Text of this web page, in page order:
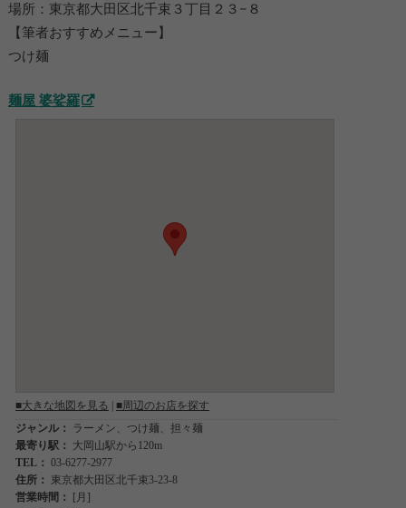
場所：東京都大田区北千束３丁目２３−８
【筆者おすすめメニュー】
つけ麺
麺屋 婆娑羅